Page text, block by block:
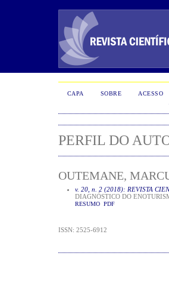
CAPA SOBRE ACESSO
PERFIL DO
OUTEMANE,
v. 20, n. 2 (2018): REVISTA
DIAGNÓSTICO DO
RESUMO PDF
ISSN: 2525-6912